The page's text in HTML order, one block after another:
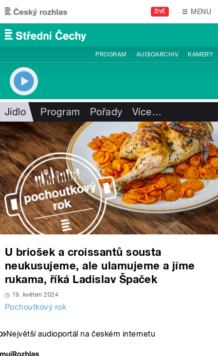
Přejít k hlavnímu obsahu
ŽIVĚ MENU
PROGRAM AUDIOARCHIV KAMERY
Jídlo Program Pořady Více…
U briošek a croissantů sousta
neukusujeme, ale ulamujeme a jíme
rukama, říká Ladislav Špaček
19. květen 2024
Pochoutkový rok
Největší audioportál na českém internetu